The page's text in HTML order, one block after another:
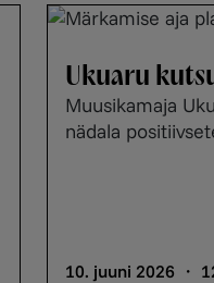
Ukuaru
Muusikamaja
nädala
10. juuni 2026 ・